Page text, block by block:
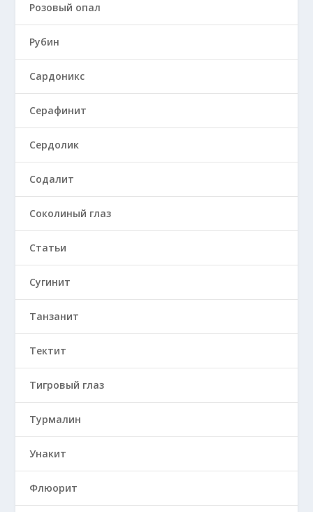
Розовый опал
Рубин
Сардоникс
Серафинит
Сердолик
Содалит
Соколиный глаз
Статьи
Сугинит
Танзанит
Тектит
Тигровый глаз
Турмалин
Унакит
Флюорит